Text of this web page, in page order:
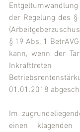
der Regelung des
§ 19 Abs. 1
kann, wenn der
01.01.2018
Im
einen klagenden